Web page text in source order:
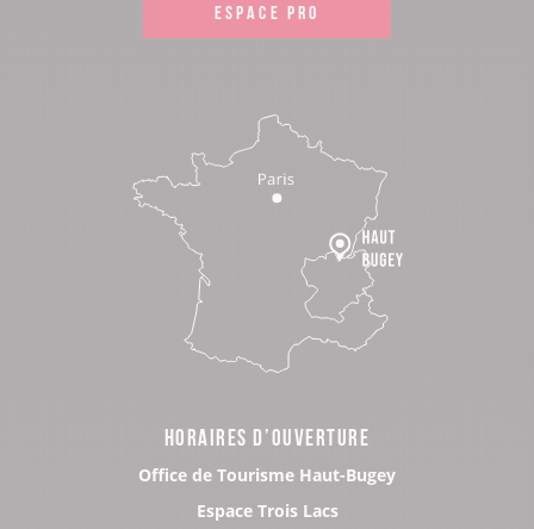
ESPACE PRO
HORAIRES D’OUVERTURE
Office de Tourisme Haut-Bugey
Espace Trois Lacs